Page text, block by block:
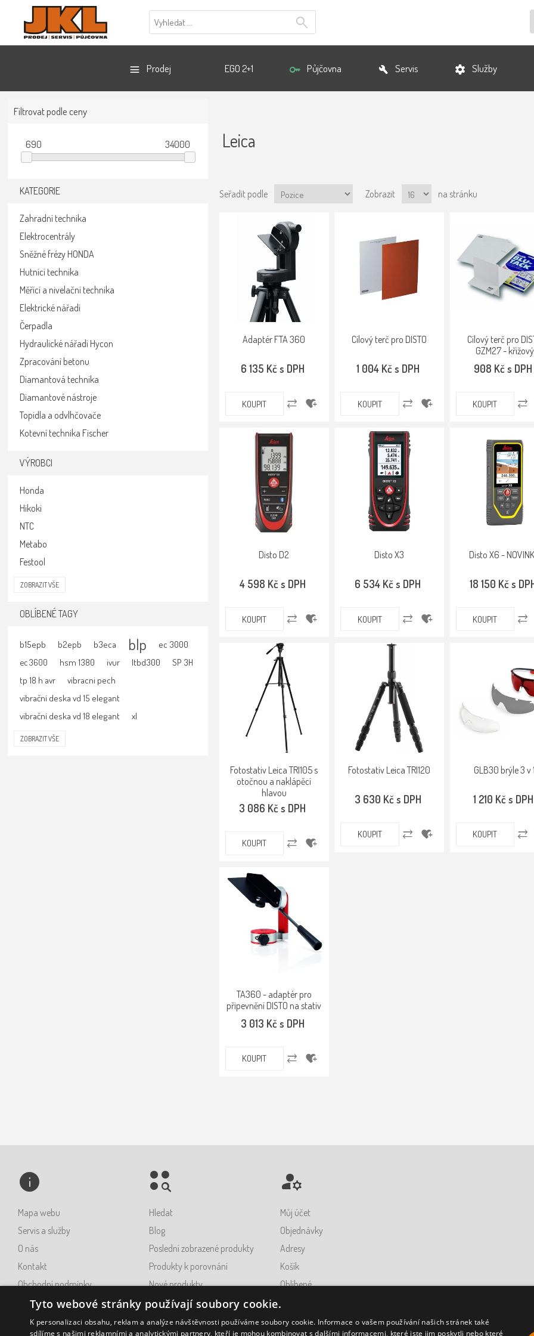
Prodej EGO 2+1 Půjčovna Servis Služby
Filtrovat podle ceny
690 34000
KATEGORIE
Zahradní technika
Elektrocentrály
Sněžné frézy HONDA
Hutnící technika
Měřící a nivelační technika
Elektrické nářadí
Čerpadla
Hydraulické nářadí Hycon
Zpracování betonu
Diamantová technika
Diamantové nástroje
Topidla a odvlhčovače
Kotevní technika Fischer
VÝROBCI
Honda
Hikoki
NTC
Metabo
Festool
ZOBRAZIT VŠE
OBLÍBENÉ TAGY
b15epb b2epb b3eca blp ec 3000
ec 3600 hsm 1380 ivur ltbd300
SP 3H
tp 18 h avr
vibracni pech
vibrační deska vd 15 elegant
vibrační deska vd 18 elegant
xl
ZOBRAZIT VŠE
Leica
Seřadit podle Zobrazit na stránku
Adaptér FTA 360
6 135 Kč s DPH
KOUPIT
Cílový terč pro DISTO
1 004 Kč s DPH
KOUPIT
Cílový terč pro
GZM27 - křížový
908 Kč s DPH
KOUPIT
Disto D2
4 598 Kč s DPH
KOUPIT
Disto X3
6 534 Kč s DPH
KOUPIT
Disto X6 -
18 150 Kč s
KOUPIT
Fotostativ Leica TRI105 s
otočnou a naklápěcí
hlavou
3 086 Kč s DPH
KOUPIT
Fotostativ Leica TRI120
3 630 Kč s DPH
KOUPIT
GLB30 brýle 3 v 1
1 210 Kč s DPH
KOUPIT
TA360 - adaptér pro
připevnění DISTO na stativ
3 013 Kč s DPH
KOUPIT
Mapa webu
Servis a služby
O nás
Kontakt
Obchodní podmínky
Ochrana osobních údajů GDPR
Napište nám
Hledat
Blog
Poslední zobrazené produkty
Produkty k porovnání
Nové produkty
Můj účet
Objednávky
Adresy
Košík
Oblíbené
Tyto webové stránky používají soubory cookie.
K personalizaci obsahu, reklam a analýze návštěvnosti používáme soubory cookie. Informace o vašem používání našich stránek také
sdílíme s našimi reklamními a analytickými partnery, kteří je mohou kombinovat s dalšími informacemi, které jste jim poskytli nebo které